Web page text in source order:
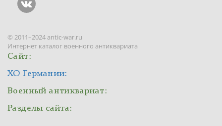
© 2011–2024 antic-war.ru
Интернет каталог военного антиквариата
Сайт:
ХО Германии:
Военный антиквариат:
Разделы сайта: